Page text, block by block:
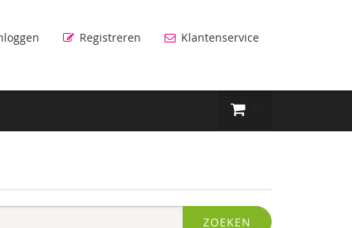
Registreren Klantenservice
ZOEKEN